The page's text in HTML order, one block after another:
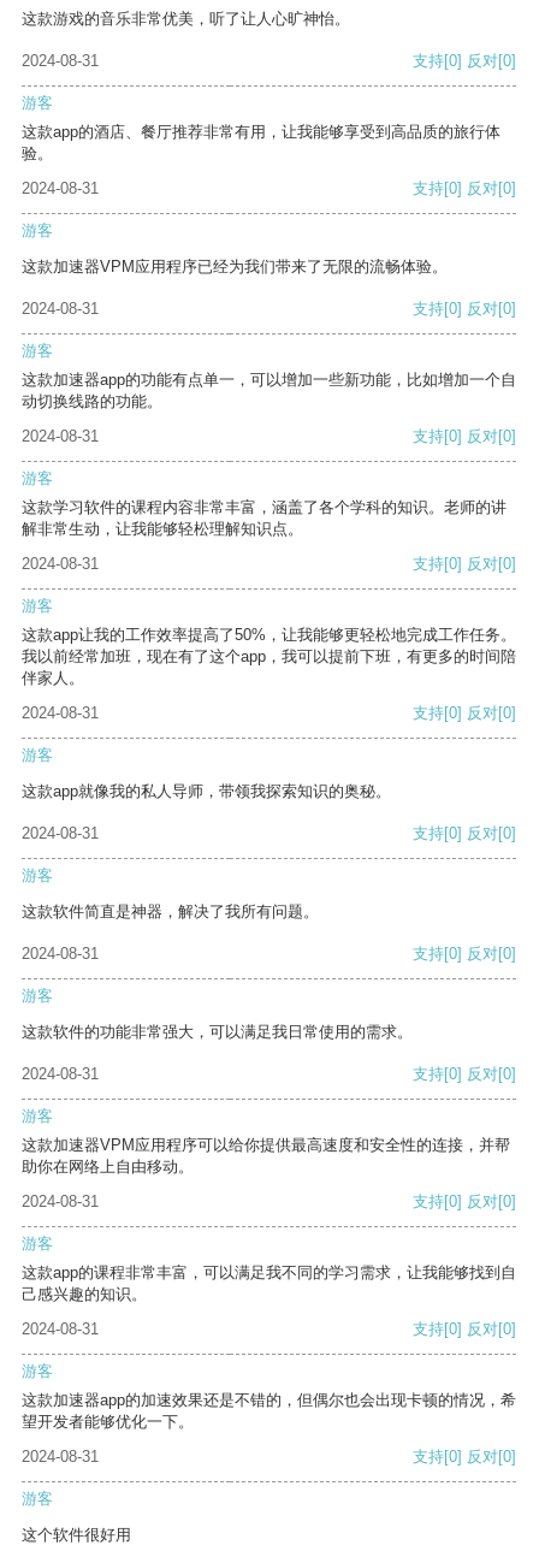
这款游戏的音乐非常优美，听了让人心旷神怡。
2024-08-31 支持[0] 反对[0]
游客
这款app的酒店、餐厅推荐非常有用，让我能够享受到高品质的旅行体
验。
2024-08-31
支持[0] 反对[0]
游客
这款加速器VPM应用程序已经为我们带来了无限的流畅体验。
2024-08-31 支持[0] 反对[0]
游客
这款加速器app的功能有点单一，可以增加一些新功能，比如增加一个自
动切换线路的功能。
2024-08-31
支持[0] 反对[0]
游客
这款学习软件的课程内容非常丰富，涵盖了各个学科的知识。老师的讲
解非常生动，让我能够轻松理解知识点。
2024-08-31
支持[0] 反对[0]
游客
这款app让我的工作效率提高了50%，让我能够更轻松地完成工作任务。
我以前经常加班，现在有了这个app，我可以提前下班，有更多的时间陪
伴家人。
2024-08-31
支持[0] 反对[0]
游客
这款app就像我的私人导师，带领我探索知识的奥秘。
2024-08-31 支持[0] 反对[0]
游客
这款软件简直是神器，解决了我所有问题。
2024-08-31 支持[0] 反对[0]
游客
这款软件的功能非常强大，可以满足我日常使用的需求。
2024-08-31 支持[0] 反对[0]
游客
这款加速器VPM应用程序可以给你提供最高速度和安全性的连接，并帮
助你在网络上自由移动。
2024-08-31
支持[0] 反对[0]
游客
这款app的课程非常丰富，可以满足我不同的学习需求，让我能够找到自
己感兴趣的知识。
2024-08-31
支持[0] 反对[0]
游客
这款加速器app的加速效果还是不错的，但偶尔也会出现卡顿的情况，希
望开发者能够优化一下。
2024-08-31
支持[0] 反对[0]
游客
这个软件很好用